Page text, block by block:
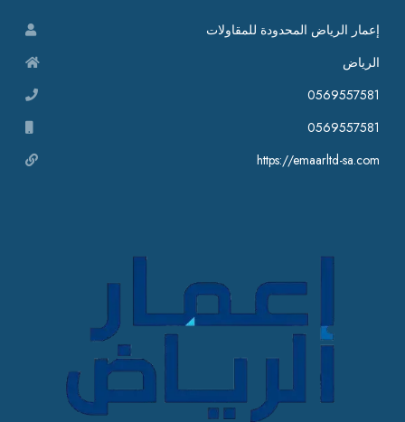
إعمار الرياض المحدودة للمقاولات
الرياض
0569557581
0569557581
https://emaarltd-sa.com